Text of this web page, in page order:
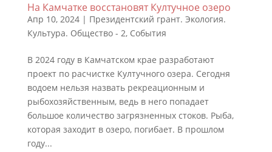
На Камчатке восстановят Култучное озеро
Апр 10, 2024| Президентский грант. Экология.
Культура. Общество - 2, События
В 2024 году в Камчатском крае разработают
проект по расчистке Култучного озера. Сегодня
водоем нельзя назвать рекреационным и
рыбохозяйственным, ведь в него попадает
большое количество загрязненных стоков. Рыба,
которая заходит в озеро, погибает. В прошлом
году...